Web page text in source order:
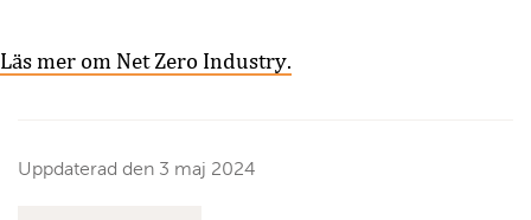
Läs mer om Net Zero Industry.
Uppdaterad den 3 maj 2024